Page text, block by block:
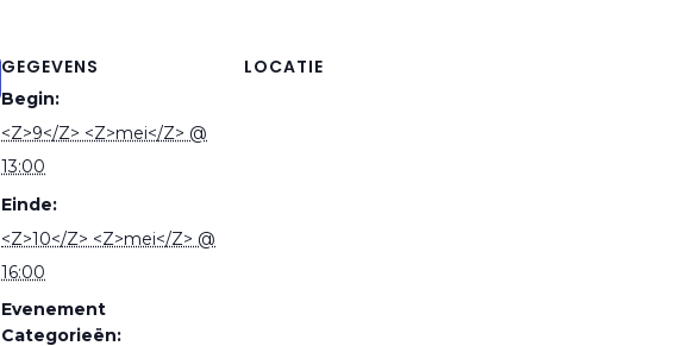
GEGEVENS
Begin:
<Z>9</Z> <Z>mei</Z> @
13:00
Einde:
<Z>10</Z> <Z>mei</Z> @
16:00
Evenement
Categorieën:
LOCATIE